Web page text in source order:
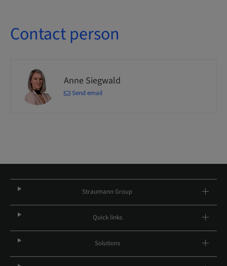
Contact person
Anne Siegwald
Send email
Straumann Group
Quick links
Solutions